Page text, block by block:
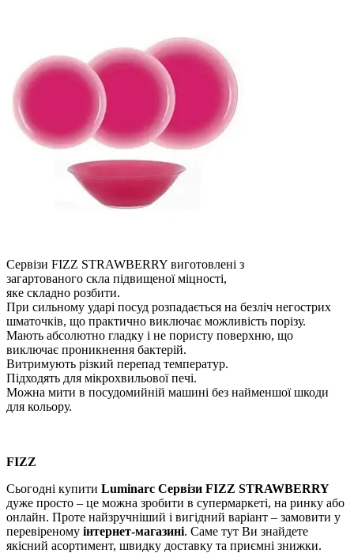
Сервізи FIZZ STRAWBERRY виготовлені з
загартованого скла підвищеної міцності,
яке складно розбити.
При сильному ударі посуд розпадається на безліч негострих
шматочків, що практично виключає можливість порізу.
Мають абсолютно гладку і не пористу поверхню, що
виключає проникнення бактерій.
Витримують різкий перепад температур.
Підходять для мікрохвильової печі.
Можна мити в посудомийній машині без найменшої шкоди
для кольору.
FIZZ
Сьогодні купити Luminarc Сервізи FIZZ STRAWBERRY
дуже просто – це можна зробити в супермаркеті, на ринку або
онлайн. Проте найзручніший і вигідний варіант – замовити у
перевіреному інтернет-магазині. Саме тут Ви знайдете
якісний асортимент, швидку доставку та приємні знижки.